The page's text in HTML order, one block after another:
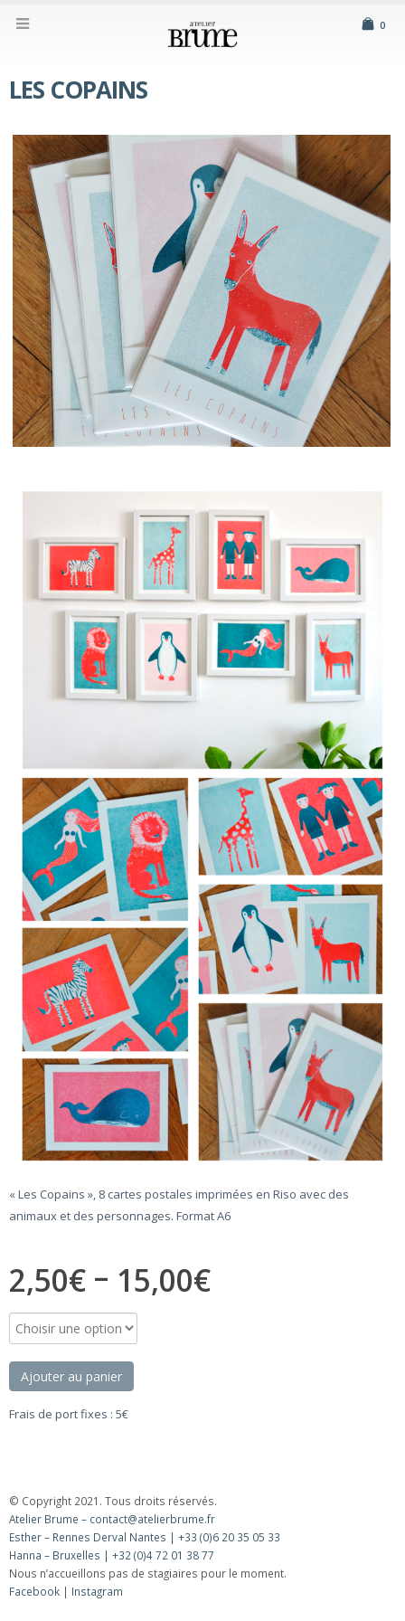
0
LES COPAINS
« Les Copains », 8 cartes postales imprimées en Riso avec des
animaux et des personnages. Format A6
2,50€ – 15,00€
Ajouter au panier
Frais de port fixes : 5€
© Copyright 2021. Tous droits réservés.
Atelier Brume – contact@atelierbrume.fr
Esther – Rennes Derval Nantes | +33 (0)6 20 35 05 33
Hanna – Bruxelles | +32 (0)4 72 01 38 77
Nous n’accueillons pas de stagiaires pour le moment.
Facebook | Instagram